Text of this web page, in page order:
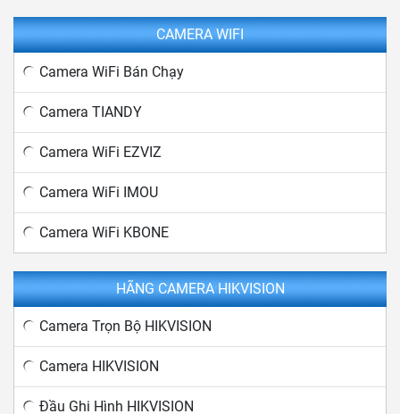
CAMERA WIFI
Camera WiFi Bán Chạy
Camera TIANDY
Camera WiFi EZVIZ
Camera WiFi IMOU
Camera WiFi KBONE
HÃNG CAMERA HIKVISION
Camera Trọn Bộ HIKVISION
Camera HIKVISION
Đầu Ghi Hình HIKVISION